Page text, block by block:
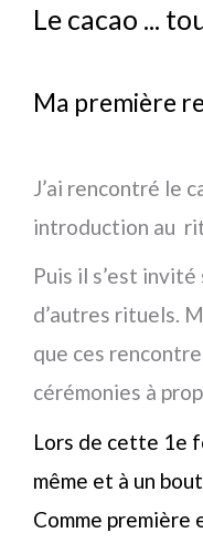
Le cacao ...
Ma première
J’ai rencontré le
introduction au
Puis il s’est invité
d’autres rituels.
que ces
cérémonies à
Lors de cette 1e
même et à un
Comme première